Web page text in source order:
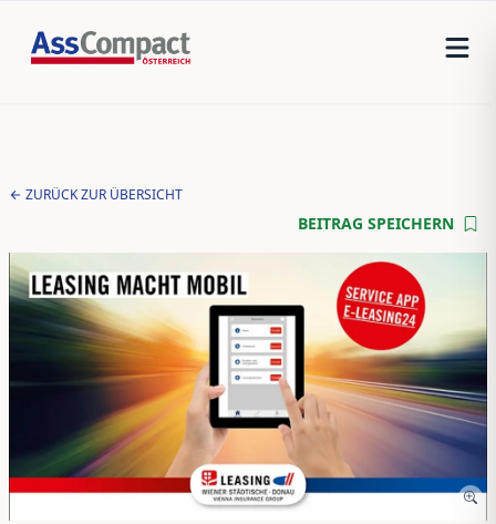
ZURÜCK ZUR ÜBERSICHT
BEITRAG SPEICHERN